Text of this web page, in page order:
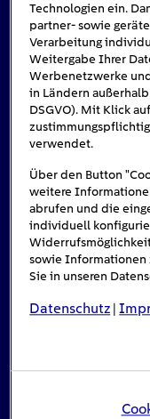
Das könnte
#Solarenergie
Technologien ein.
partner- sowie
Verarbeitung
Weitergabe Ihrer
Werbenetzwerke
in Ländern
DSGVO). Mit Klick
verwendet.
Über den Button
weitere
abrufen und die
individuell
sowie Informationen
Sie in unseren
Datenschutz |